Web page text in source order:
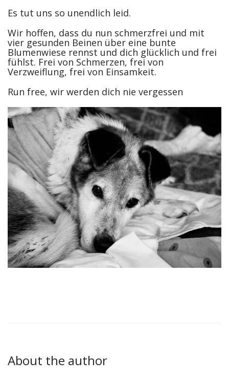
Es tut uns so unendlich leid.
Wir hoffen, dass du nun schmerzfrei und mit
vier gesunden Beinen über eine bunte
Blumenwiese rennst und dich glücklich und frei
fühlst. Frei von Schmerzen, frei von
Verzweiflung, frei von Einsamkeit.
Run free, wir werden dich nie vergessen
About the author